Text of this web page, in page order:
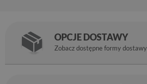
OPCJE DOSTAWY
Zobacz dostępne formy dostawy